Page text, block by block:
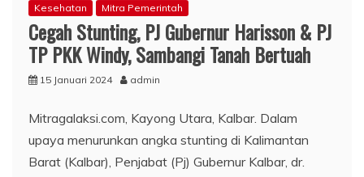
Kesehatan Mitra Pemerintah
Cegah Stunting, PJ Gubernur Harisson & PJ
TP PKK Windy, Sambangi Tanah Bertuah
15 Januari 2024 admin
Mitragalaksi.com, Kayong Utara, Kalbar. Dalam
upaya menurunkan angka stunting di Kalimantan
Barat (Kalbar), Penjabat (Pj) Gubernur Kalbar, dr.